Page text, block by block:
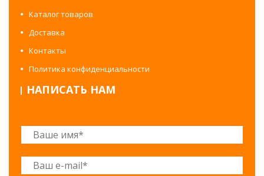
Каталог товаров
Доставка
Контакты
Политика конфиденциальности
НАПИСАТЬ НАМ